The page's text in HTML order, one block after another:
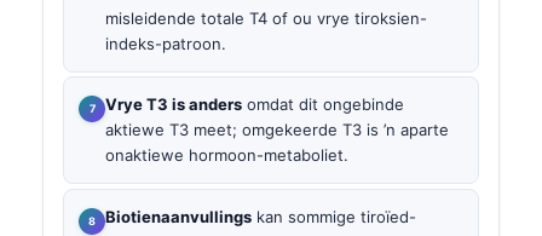
misleidende totale T4 of ou vrye tiroksien-
indeks-patroon.
Vrye T3 is anders omdat dit ongebinde
aktiewe T3 meet; omgekeerde T3 is ’n aparte
onaktiewe hormoon-metaboliet.
Biotienaanvullings kan sommige tiroïed-